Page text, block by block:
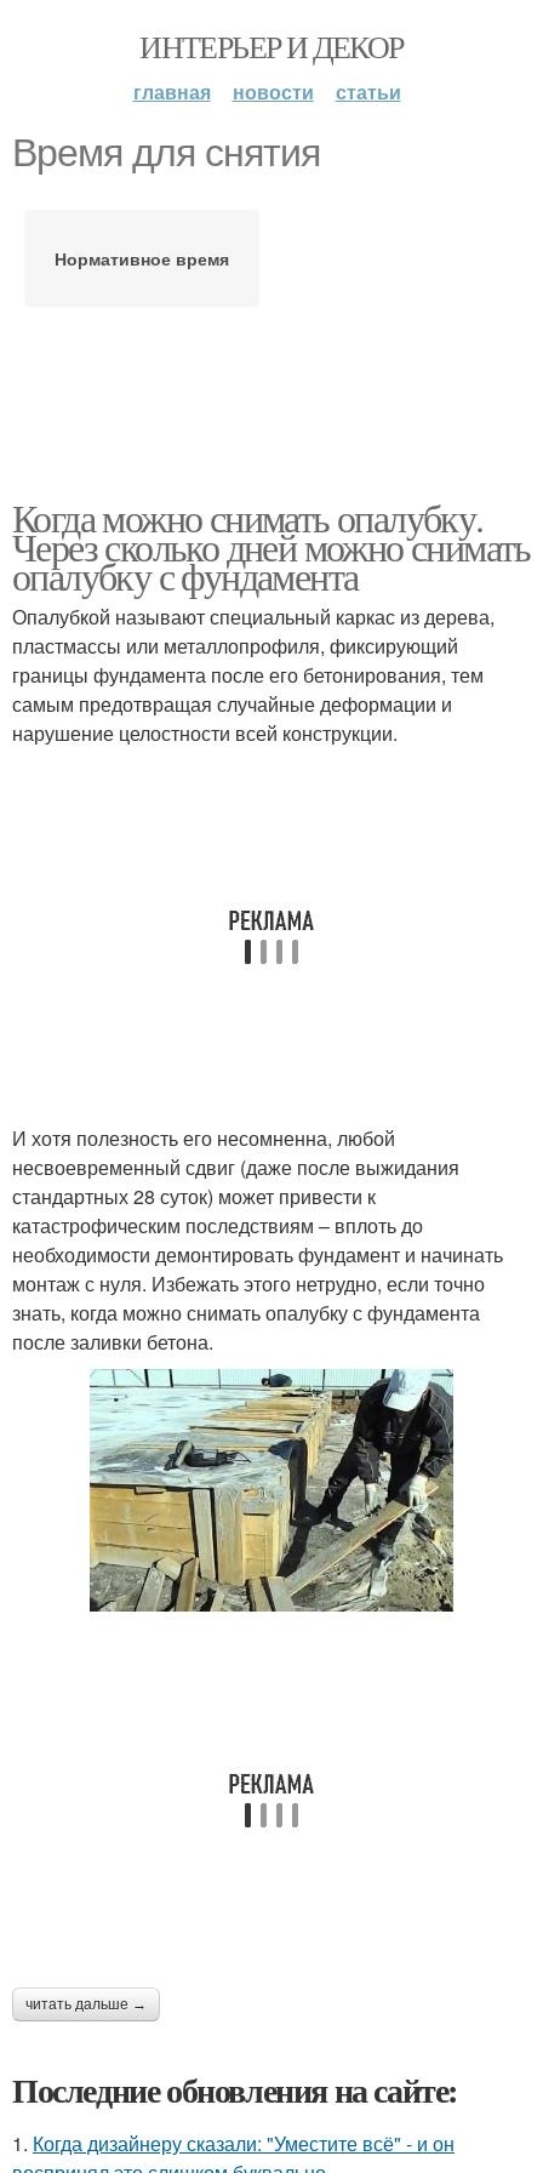
ИНТЕРЬЕР И ДЕКОР
главная новости статьи
Время для снятия
Нормативное время
Когда можно снимать опалубку.
Через сколько дней можно снимать
опалубку с фундамента
Опалубкой называют специальный каркас из дерева,
пластмассы или металлопрофиля, фиксирующий
границы фундамента после его бетонирования, тем
самым предотвращая случайные деформации и
нарушение целостности всей конструкции.
И хотя полезность его несомненна, любой
несвоевременный сдвиг (даже после выжидания
стандартных 28 суток) может привести к
катастрофическим последствиям – вплоть до
необходимости демонтировать фундамент и начинать
монтаж с нуля. Избежать этого нетрудно, если точно
знать, когда можно снимать опалубку с фундамента
после заливки бетона.
читать дальше →
Последние обновления на сайте:
1. Когда дизайнеру сказали: "Уместите всё" - и он